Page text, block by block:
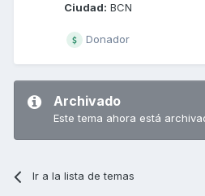
Ciudad: BCN
Donador
Archivado
Este tema ahora está
Ir a la lista de temas